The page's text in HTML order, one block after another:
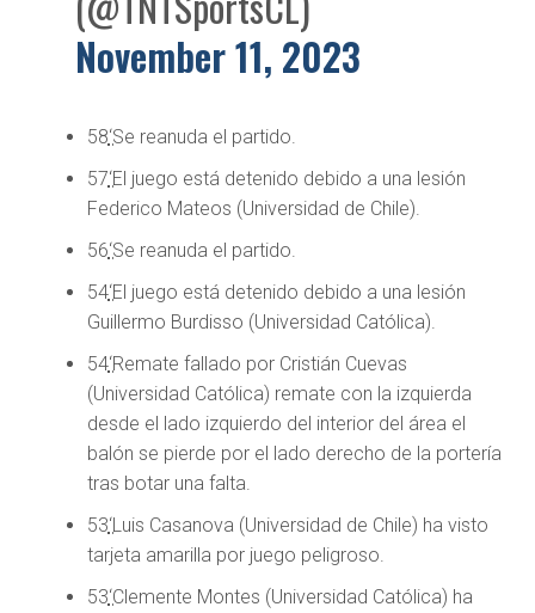
November 11, 2023
58‘Se reanuda el partido.
57‘El juego está detenido debido a una lesión
Federico Mateos (Universidad de Chile).
56‘Se reanuda el partido.
54‘El juego está detenido debido a una lesión
Guillermo Burdisso (Universidad Católica).
54‘Remate fallado por Cristián Cuevas
(Universidad Católica) remate con la izquierda
desde el lado izquierdo del interior del área el
balón se pierde por el lado derecho de la portería
tras botar una falta.
53‘Luis Casanova (Universidad de Chile) ha visto
tarjeta amarilla por juego peligroso.
53‘Clemente Montes (Universidad Católica) ha